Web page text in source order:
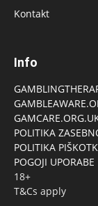
Kontakt
Info
POLITIKA
POLITIKA
POGOJI UPORABE
18+
T&Cs apply